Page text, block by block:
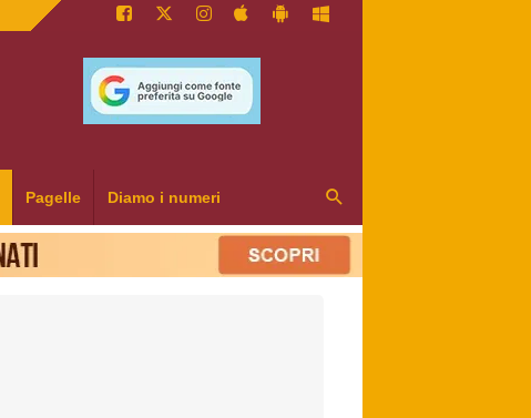
Pagelle Diamo i numeri